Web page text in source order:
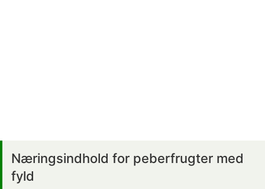
Næringsindhold for peberfrugter med
fyld